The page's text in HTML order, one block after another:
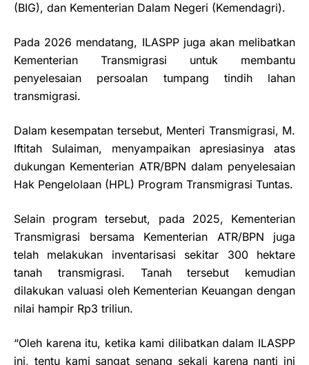
(BIG), dan Kementerian Dalam Negeri (Kemendagri).
Pada 2026 mendatang, ILASPP juga akan melibatkan
Kementerian Transmigrasi untuk membantu
penyelesaian persoalan tumpang tindih lahan
transmigrasi.
Dalam kesempatan tersebut, Menteri Transmigrasi, M.
Iftitah Sulaiman, menyampaikan apresiasinya atas
dukungan Kementerian ATR/BPN dalam penyelesaian
Hak Pengelolaan (HPL) Program Transmigrasi Tuntas.
Selain program tersebut, pada 2025, Kementerian
Transmigrasi bersama Kementerian ATR/BPN juga
telah melakukan inventarisasi sekitar 300 hektare
tanah transmigrasi. Tanah tersebut kemudian
dilakukan valuasi oleh Kementerian Keuangan dengan
nilai hampir Rp3 triliun.
“Oleh karena itu, ketika kami dilibatkan dalam ILASPP
ini, tentu kami sangat senang sekali karena nanti ini